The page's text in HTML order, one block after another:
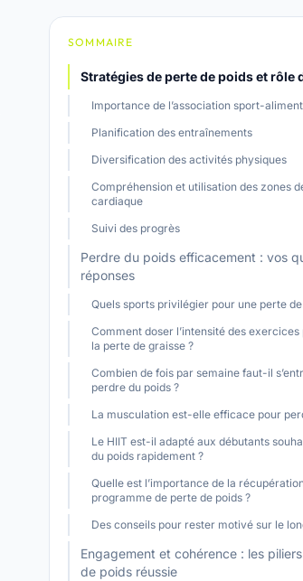
SOMMAIRE
Stratégies de perte de poids et rôle
Importance de l’association sport-
Planification des entraînements
Diversification des activités physiques
Compréhension et utilisation des zones
cardiaque
Suivi des progrès
Perdre du poids efficacement : vos
réponses
Quels sports privilégier pour une perte
Comment doser l’intensité des
la perte de graisse ?
Combien de fois par semaine faut-il
perdre du poids ?
La musculation est-elle efficace pour
Le HIIT est-il adapté aux débutants
du poids rapidement ?
Quelle est l’importance de la
programme de perte de poids ?
Des conseils pour rester motivé sur le
Engagement et cohérence : les
de poids réussie